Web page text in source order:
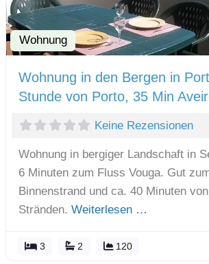
Wohnung
Wohnung in den Bergen in
Stunde von Porto, 35 Min
Keine Rezensionen
Wohnung in bergiger Landschaft in
6 Minuten zum Fluss Vouga. Gut
Binnenstrand und ca. 40 Minuten
Stränden. Weiterlesen …
3 2 120